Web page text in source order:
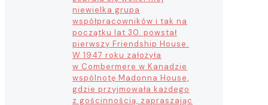
niewielka grupa
współpracowników i tak na
początku lat 30. powstał
pierwszy Friendship House.
W 1947 roku założyła
w Combermere w Kanadzie
wspólnotę Madonna House,
gdzie przyjmowała każdego
z gościnnością, zapraszając